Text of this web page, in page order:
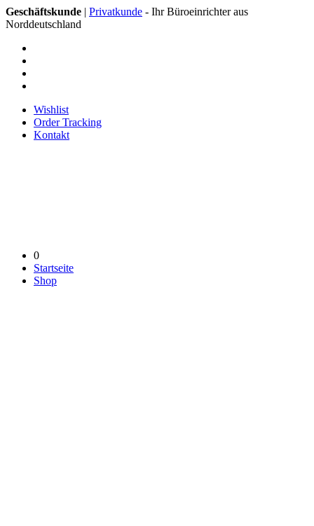
Geschäftskunde | Privatkunde - Ihr Büroeinrichter aus
Norddeutschland
Wishlist
Order Tracking
Kontakt
0
Startseite
Shop